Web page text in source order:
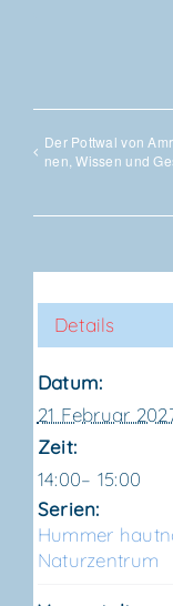
Der Pott­wal von
nen, Wis­sen und
Details
Datum:
21 Februar
Zeit:
14:00– 15:00
Serien:
Hum­mer
Naturzentrum